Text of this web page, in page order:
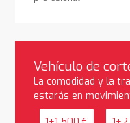
Vehículo de
La comodidad y la
estarás en